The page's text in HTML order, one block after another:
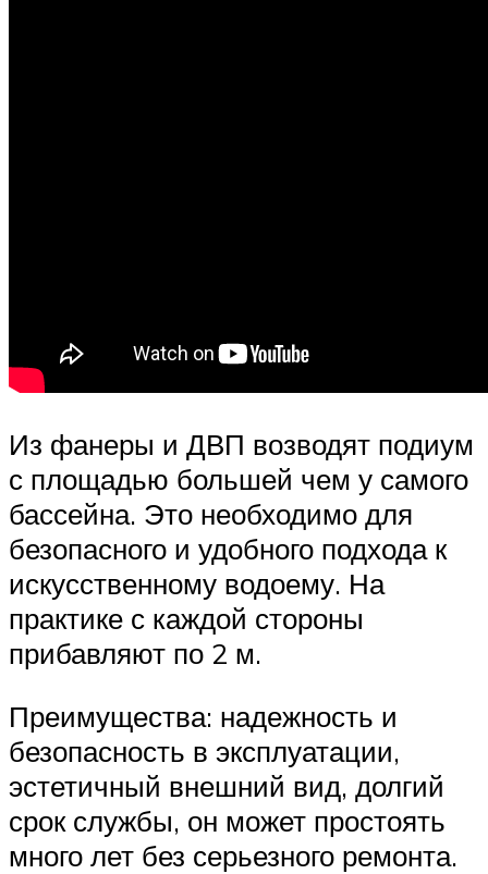
Из фанеры и ДВП возводят подиум
с площадью большей чем у самого
бассейна. Это необходимо для
безопасного и удобного подхода к
искусственному водоему. На
практике с каждой стороны
прибавляют по 2 м.
Преимущества: надежность и
безопасность в эксплуатации,
эстетичный внешний вид, долгий
срок службы, он может простоять
много лет без серьезного ремонта.